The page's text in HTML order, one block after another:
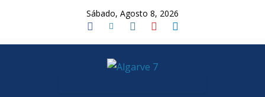
Sábado, Agosto 8, 2026